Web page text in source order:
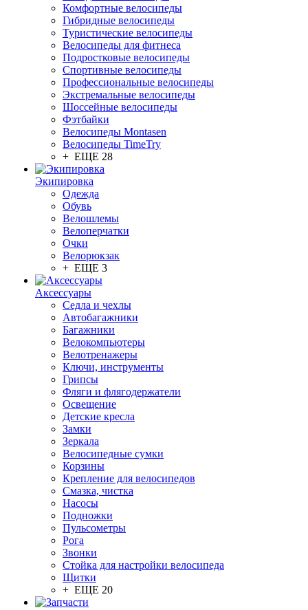
Комфортные велосипеды
Гибридные велосипеды
Туристические велосипеды
Велосипеды для фитнеса
Подростковые велосипеды
Спортивные велосипеды
Профессиональные велосипеды
Экстремальные велосипеды
Шоссейные велосипеды
Фэтбайки
Велосипеды Montasen
Велосипеды TimeTry
+ ЕЩЕ 28
Экипировка
Одежда
Обувь
Велошлемы
Велоперчатки
Очки
Велорюкзак
+ ЕЩЕ 3
Аксессуары
Седла и чехлы
Автобагажники
Багажники
Велокомпьютеры
Велотренажеры
Ключи, инструменты
Грипсы
Фляги и флягодержатели
Освещение
Детские кресла
Замки
Зеркала
Велосипедные сумки
Корзины
Крепление для велосипедов
Смазка, чистка
Насосы
Подножки
Пульсометры
Рога
Звонки
Стойка для настройки велосипеда
Щитки
+ ЕЩЕ 20